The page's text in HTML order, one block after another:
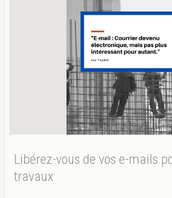
Libérez-vous de vos e-mails
travaux